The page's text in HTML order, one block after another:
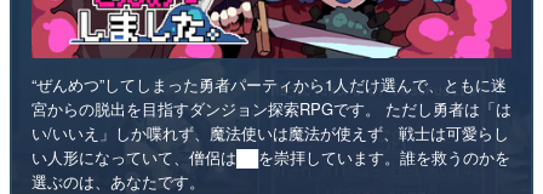
“ぜんめつ”してしまった勇者パーティから1人だけ選んで、ともに迷
宮からの脱出を目指すダンジョン探索RPGです。 ただし勇者は「は
い/いいえ」しか喋れず、魔法使いは魔法が使えず、戦士は可愛らし
い人形になっていて、僧侶は██を崇拝しています。誰を救うのかを
選ぶのは、あなたです。